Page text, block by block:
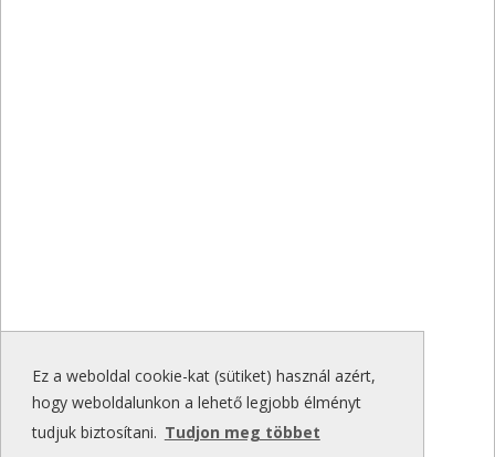
Ez a weboldal cookie-kat (sütiket) használ azért,
hogy weboldalunkon a lehető legjobb élményt
tudjuk biztosítani. Tudjon meg többet